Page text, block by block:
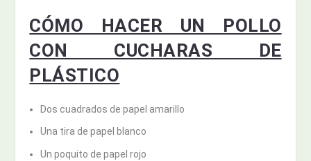
CÓMO HACER UN POLLO
CON CUCHARAS DE
PLÁSTICO
Dos cuadrados de papel amarillo
Una tira de papel blanco
Un poquito de papel rojo